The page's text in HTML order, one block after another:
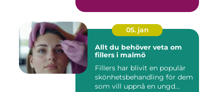
05. jan
Allt du behöver veta om
fillers i malmö
Fillers har blivit en populär
skönhetsbehandling för dem
som vill uppnå en ungd...